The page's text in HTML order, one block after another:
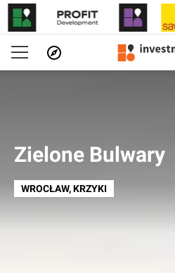
Zielone Bulwary
WROCŁAW, KRZYKI